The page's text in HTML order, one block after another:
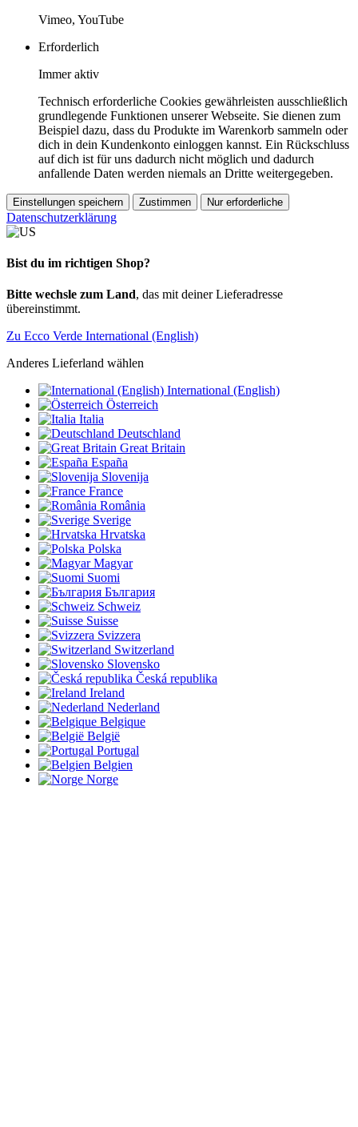
Vimeo, YouTube
Erforderlich
Immer aktiv
Technisch erforderliche Cookies gewährleisten ausschließlich
grundlegende Funktionen unserer Webseite. Sie dienen zum
Beispiel dazu, dass du Produkte im Warenkorb sammeln oder
dich in dein Kundenkonto einloggen kannst. Ein Rückschluss
auf dich ist für uns dadurch nicht möglich und dadurch
anfallende Daten werden niemals an Dritte weitergegeben.
Einstellungen speichern Zustimmen Nur erforderliche
Datenschutzerklärung
Bist du im richtigen Shop?
Bitte wechsle zum Land, das mit deiner Lieferadresse
übereinstimmt.
Zu Ecco Verde International (English)
Anderes Lieferland wählen
International (English)
Österreich
Italia
Deutschland
Great Britain
España
Slovenija
France
România
Sverige
Hrvatska
Polska
Magyar
Suomi
България
Schweiz
Suisse
Svizzera
Switzerland
Slovensko
Česká republika
Ireland
Nederland
Belgique
België
Portugal
Belgien
Norge